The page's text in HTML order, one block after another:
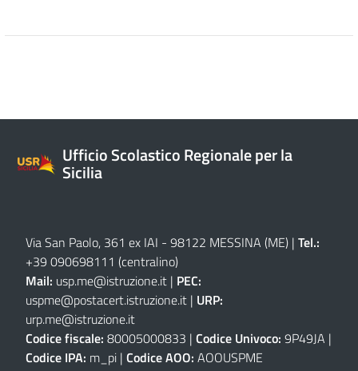
Ufficio Scolastico Regionale per la
Sicilia
Via San Paolo, 361 ex IAI - 98122 MESSINA (ME) | Tel.:
+39 090698111 (centralino)
Mail: usp.me@istruzione.it | PEC:
uspme@postacert.istruzione.it | URP:
urp.me@istruzione.it
Codice fiscale: 80005000833 | Codice Univoco: 9P49JA |
Codice IPA: m_pi | Codice AOO: AOOUSPME